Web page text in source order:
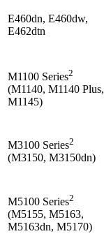
E460dn, E460dw,
E462dtn
M1100 Series2
(M1140, M1140 Plus,
M1145)
M3100 Series2
(M3150, M3150dn)
M5100 Series2
(M5155, M5163,
M5163dn, M5170)